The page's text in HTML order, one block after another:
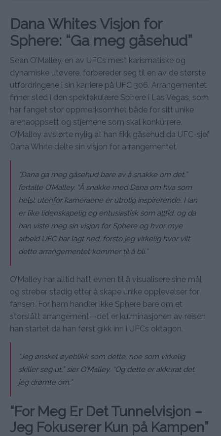
Dana Whites Visjon for
Sphere: “Ga meg gåsehud”
Sean O’Malley, en av UFCs mest karismatiske og
dynamiske utøvere, forbereder seg til en av de største
utfordringene i sin karriere på UFC 306. Arrangementet
finner sted i den spektakulære Sphere i Las Vegas, som
har fanget stor oppmerksomhet både for sitt unike
arenaoppsett og stjernene som skal konkurrere.
O’Malley avslørte nylig at han fikk gåsehud da UFC-sjef
Dana White delte sin visjon for arrangementet.
“Dana ga meg gåsehud bare av å snakke om det,”
fortalte O’Malley. “Å snakke med Dana om hva som
helst utenfor kameraene er utrolig inspirerende. Han
er like lidenskapelig og entusiastisk som alltid, og da
han viste meg sin visjon for Sphere og hvor mye
arbeid UFC har lagt ned, forsto jeg virkelig hvor vilt
dette arrangementet kommer til å bli.”
O’Malley har alltid hatt evnen til å visualisere sine mål
og streber stadig etter å skape unike opplevelser for
fansen. For ham handler ikke Sphere bare om et
storslått arrangement—det er kulminasjonen av reisen
han startet da han først gikk inn i UFCs oktagon.
“Jeg ønsket øyeblikk som dette, noe som virkelig
skiller seg ut,” sier O’Malley. “Og dette er akkurat det
jeg drømte om.”
“For Meg Er Det Tunnelvisjon –
Jeg Fokuserer Kun på Kampen”